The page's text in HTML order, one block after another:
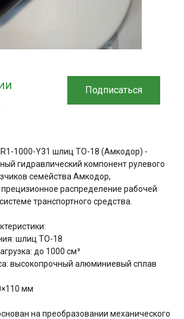
Подписаться
1000-Y31 шлиц ТО-18 (Амкодор) -
гидравлический компонент рулевого
семейства Амкодор,
распределение рабочей
транспортного средства.
шлиц ТО-18
до 1000 см³
высокопрочный алюминиевый сплав
мм
на преобразовании механического